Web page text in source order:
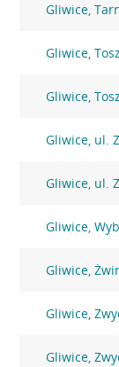
Gliwice,
Gliwice,
Gliwice,
Gliwice, ul.
Gliwice, ul.
Gliwice,
Gliwice,
Gliwice,
Gliwice,